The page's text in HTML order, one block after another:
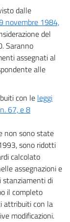
dalle
novembre 1984,
del
Saranno
assegnati al
alle
con le leggi
67, e 8
non sono state
sono ridotti
calcolato
assegnazioni e
stanziamenti di
il completo
attribuiti con la
modificazioni.